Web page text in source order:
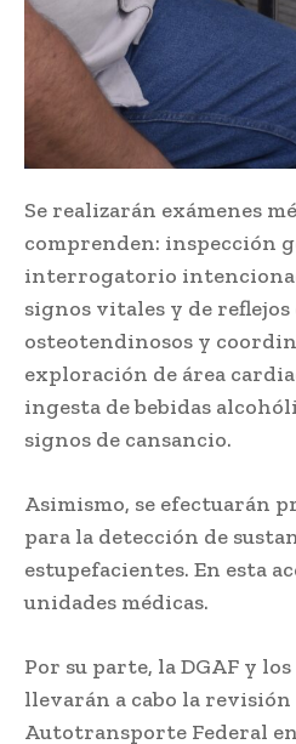
Se realizarán exámenes
comprenden: inspección
interrogatorio
signos vitales y de reflejos
osteotendinosos y
exploración de área
ingesta de bebidas
signos de cansancio.
Asimismo, se efectuarán
para la detección de
estupefacientes. En esta
unidades médicas.
Por su parte, la DGAF y
llevarán a cabo la revisión
Autotransporte Federal